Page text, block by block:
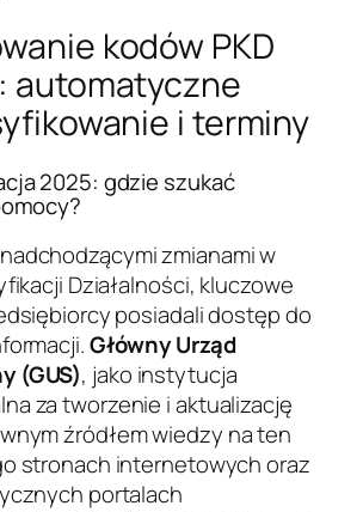
kodów PKD
automatyczne
i terminy
2025: gdzie szukać
zmianami w
Działalności, kluczowe
posiadali dostęp do
Główny Urząd
(GUS), jako instytucja
za tworzenie i aktualizację
źródłem wiedzy na ten
stronach internetowych oraz
portalach